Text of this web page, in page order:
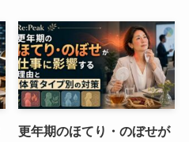
更年期のほてり・のぼせが